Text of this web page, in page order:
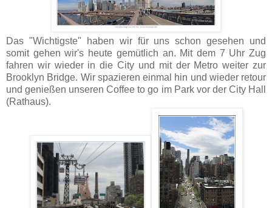
Das "Wichtigste" haben wir für uns schon gesehen und
somit gehen wir's heute gemütlich an. Mit dem 7 Uhr Zug
fahren wir wieder in die City und mit der Metro weiter zur
Brooklyn Bridge. Wir spazieren einmal hin und wieder retour
und genießen unseren Coffee to go im Park vor der City Hall
(Rathaus).